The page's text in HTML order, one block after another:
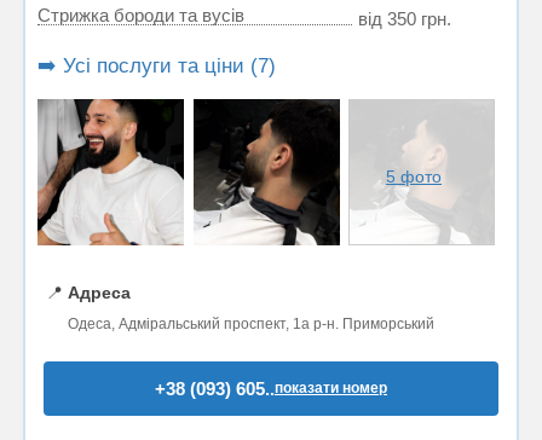
Стрижка бороди та вусів від 350 грн.
➡️ Усі послуги та ціни (7)
5 фото
📍 Адреса
Одеса, Адміральський проспект, 1а р-н. Приморський
+38 (093) 605..показати номер